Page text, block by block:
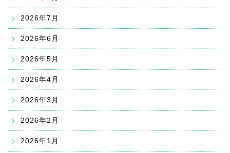
2026年7月
2026年6月
2026年5月
2026年4月
2026年3月
2026年2月
2026年1月